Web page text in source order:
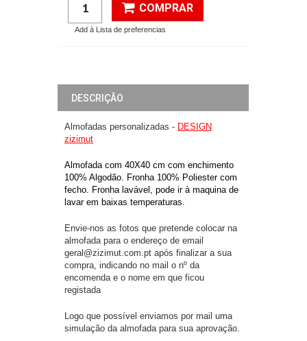
COMPRAR
Add à Lista de preferencias
DESCRIÇÃO
Almofadas personalizadas - DESIGN
zizimut
Almofada com 40X40 cm com enchimento
100% Algodão. Fronha 100% Poliester com
fecho. Fronha lavável, pode ir à maquina de
lavar em baixas temperaturas.
Envie-nos as fotos que pretende colocar na
almofada para o endereço de email
geral@zizimut.com.pt após finalizar a sua
compra, indicando no mail o nº da
encomenda e o nome em que ficou
registada
Logo que possível enviamos por mail uma
simulação da almofada para sua aprovação.